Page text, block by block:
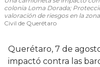
colonia Loma Dorada;
valoración de riesgos en la zona.
Civil de Querétaro
Querétaro, 7 de
impactó contra las